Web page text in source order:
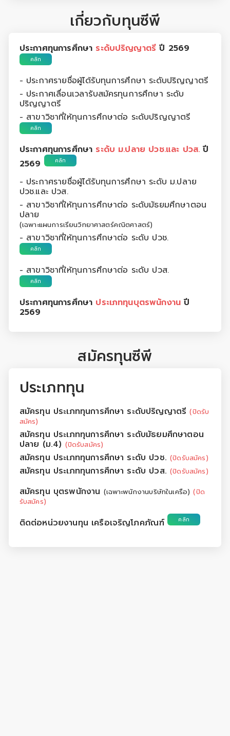
เกี่ยวกับทุนซีพี
ประกาศทุนการศึกษา ระดับปริญญาตรี ปี 2569
คลิก
- ประกาศรายชื่อผู้ได้รับทุนการศึกษา ระดับปริญญาตรี
- ประกาศเลื่อนเวลารับสมัครทุนการศึกษา ระดับ
ปริญญาตรี
- สาขาวิชาที่ให้ทุนการศึกษาต่อ ระดับปริญญาตรี
คลิก
ประกาศทุนการศึกษา ระดับ ม.ปลาย ปวช.และ ปวส. ปี
2569
คลิก
- ประกาศรายชื่อผู้ได้รับทุนการศึกษา ระดับ ม.ปลาย
ปวช.และ ปวส.
- สาขาวิชาที่ให้ทุนการศึกษาต่อ ระดับมัธยมศึกษาตอน
ปลาย
(เฉพาะแผนการเรียนวิทยาศาสตร์คณิตศาสตร์)
- สาขาวิชาที่ให้ทุนการศึกษาต่อ ระดับ ปวช.
คลิก
- สาขาวิชาที่ให้ทุนการศึกษาต่อ ระดับ ปวส.
คลิก
ประกาศทุนการศึกษา ประเภททุนบุตรพนักงานปี
2569
สมัครทุนซีพี
ประเภททุน
สมัครทุน ประเภททุนการศึกษา ระดับปริญญาตรี(ปิดรับ
สมัคร)
สมัครทุน ประเภททุนการศึกษา ระดับมัธยมศึกษาตอน
ปลาย (ม.4) (ปิดรับสมัคร)
สมัครทุน ประเภททุนการศึกษา ระดับ ปวช.(ปิดรับสมัคร)
สมัครทุน ประเภททุนการศึกษา ระดับ ปวส.(ปิดรับสมัคร)
สมัครทุน บุตรพนักงาน (เฉพาะพนักงานบริษัทในเครือ) (ปิด
รับสมัคร)
ติดต่อหน่วยงานทุน เครือเจริญโภคภัณฑ์ คลิก